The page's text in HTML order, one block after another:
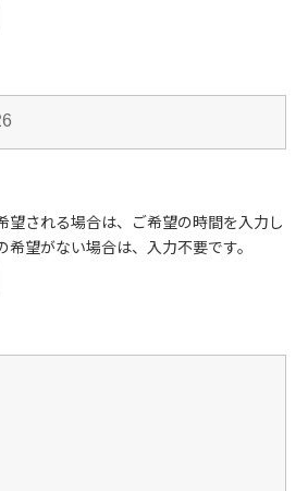
望される場合は、ご希望の時間を入力し
望がない場合は、入力不要です。